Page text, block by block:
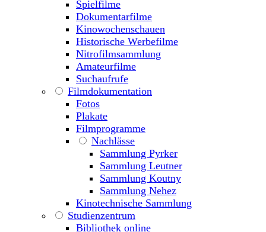
Spielfilme
Dokumentarfilme
Kinowochenschauen
Historische Werbefilme
Nitrofilmsammlung
Amateurfilme
Suchaufrufe
Filmdokumentation
Fotos
Plakate
Filmprogramme
Nachlässe
Sammlung Pyrker
Sammlung Leutner
Sammlung Koutny
Sammlung Nehez
Kinotechnische Sammlung
Studienzentrum
Bibliothek online